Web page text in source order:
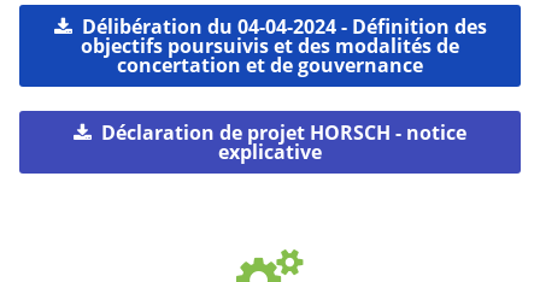
Délibération du 04-04-2024 - Définition des
objectifs poursuivis et des modalités de
concertation et de gouvernance
Déclaration de projet HORSCH - notice
explicative